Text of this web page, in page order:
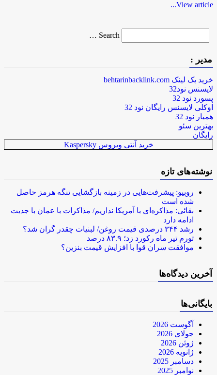
View article...
for
Search …
مدیر :
خرید بک لینک behtarinbacklink.com
لایسنس نود32
پسورد نود 32
اوکلی لایسنس رایگان نود 32
همیار نود 32
بهترین سئو
رایگان
خرید آنتی ویروس Kaspersky
نوشته‌های تازه
روبیو: پیشرفت‌هایی در زمینه بازگشایی تنگه هرمز حاصل
شده است
بقائی: مذاکره‌ای با آمریکا نداریم/ مذاکرات با عمان با جدیت
ادامه دارد
رشد ۳۴۴ درصدی قیمت روغن/ لبنیات چقدر گران شد؟
تورم تیر ماه رکورد زد؛ ۸۳.۹ درصد
موافقت سران قوا با افزایش قیمت بنزین؟
آخرین دیدگاه‌ها
بایگانی‌ها
آگوست 2026
جولای 2026
ژوئن 2026
ژانویه 2026
دسامبر 2025
نوامبر 2025